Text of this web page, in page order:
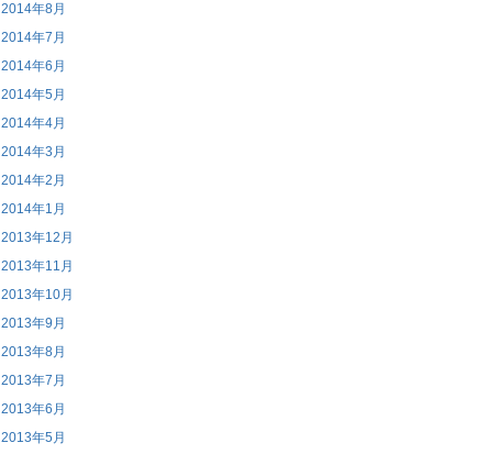
2014年8月
2014年7月
2014年6月
2014年5月
2014年4月
2014年3月
2014年2月
2014年1月
2013年12月
2013年11月
2013年10月
2013年9月
2013年8月
2013年7月
2013年6月
2013年5月